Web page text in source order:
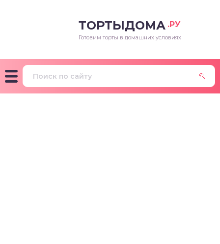
ТОРТЫДОМА .РУ
Готовим торты в домашних условиях